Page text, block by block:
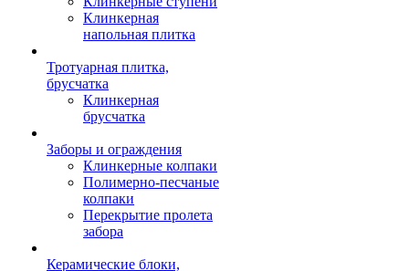
Клинкерная
напольная плитка
Тротуарная плитка,
брусчатка
Клинкерная
брусчатка
Заборы и ограждения
Клинкерные колпаки
Полимерно-песчаные
колпаки
Перекрытие пролета
забора
Керамические блоки,